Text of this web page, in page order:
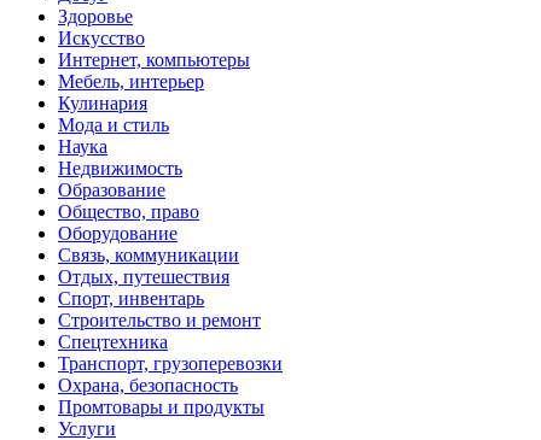
Здоровье
Искусство
Интернет, компьютеры
Мебель, интерьер
Кулинария
Мода и стиль
Наука
Недвижимость
Образование
Общество, право
Оборудование
Связь, коммуникации
Отдых, путешествия
Спорт, инвентарь
Строительство и ремонт
Спецтехника
Транспорт, грузоперевозки
Охрана, безопасность
Промтовары и продукты
Услуги